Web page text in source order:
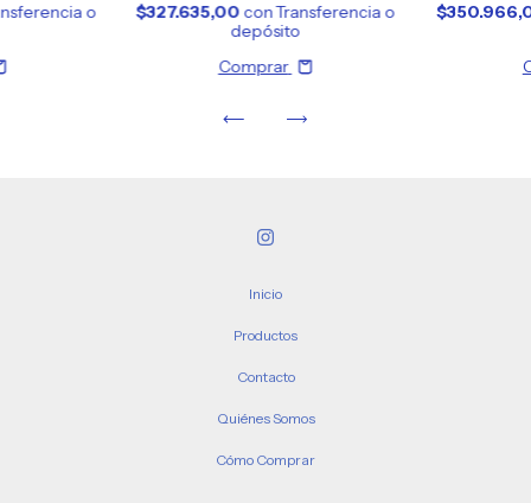
o $327.635,00 conTransferencia o
depósito
Comprar
Inicio
Productos
Contacto
Quiénes Somos
Cómo Comprar